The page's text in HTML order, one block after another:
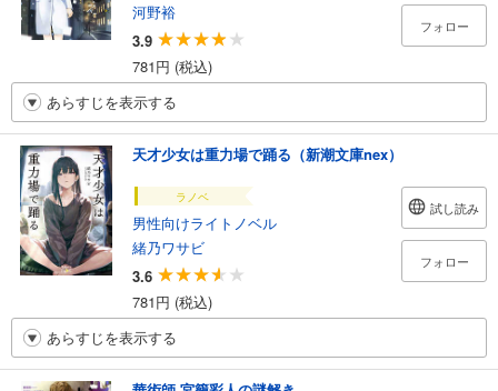
河野裕
3.9
781円 (税込)
フォロー
あらすじを表示する
天才少女は重力場で踊る（新潮文庫nex）
ラノベ
男性向けライトノベル
緒乃ワサビ
3.6
781円 (税込)
試し読み
フォロー
あらすじを表示する